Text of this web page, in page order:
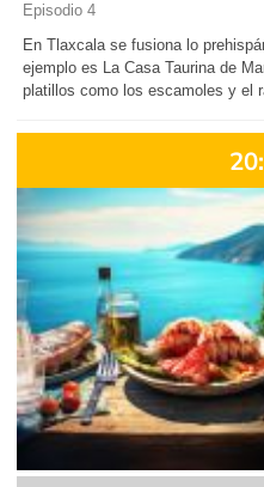
Episodio 4
En Tlaxcala se fusiona lo
ejemplo es La Casa Taurina de
platillos como los escamoles y el